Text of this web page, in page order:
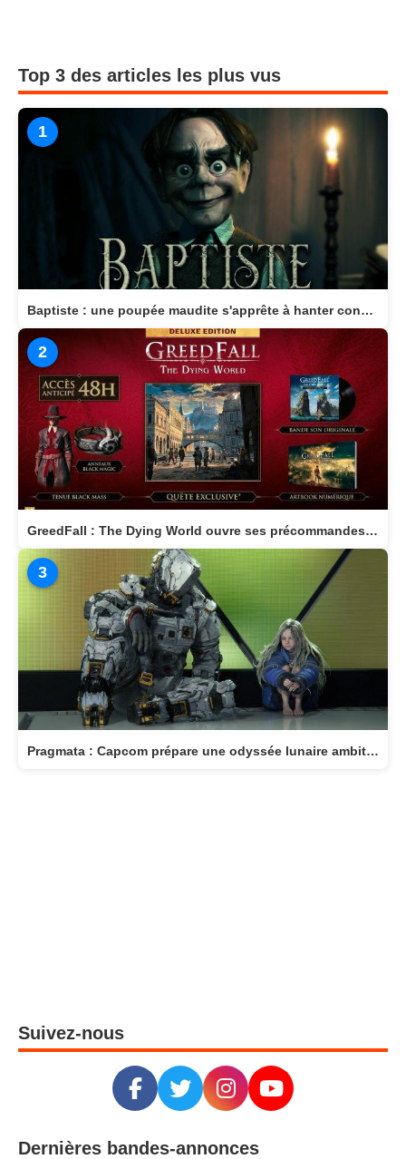
Top 3 des articles les plus vus
1
Baptiste : une poupée maudite s'apprête à hanter consoles et PC en 2026
2
GreedFall : The Dying World ouvre ses précommandes et dévoile son édition Deluxe
3
Pragmata : Capcom prépare une odyssée lunaire ambitieuse pour avril 2026
Suivez-nous
Dernières bandes-annonces